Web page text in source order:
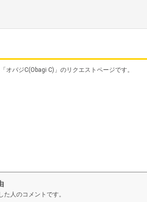
オバジC(Obagi C)」のリクエストページです。
人のコメントです。